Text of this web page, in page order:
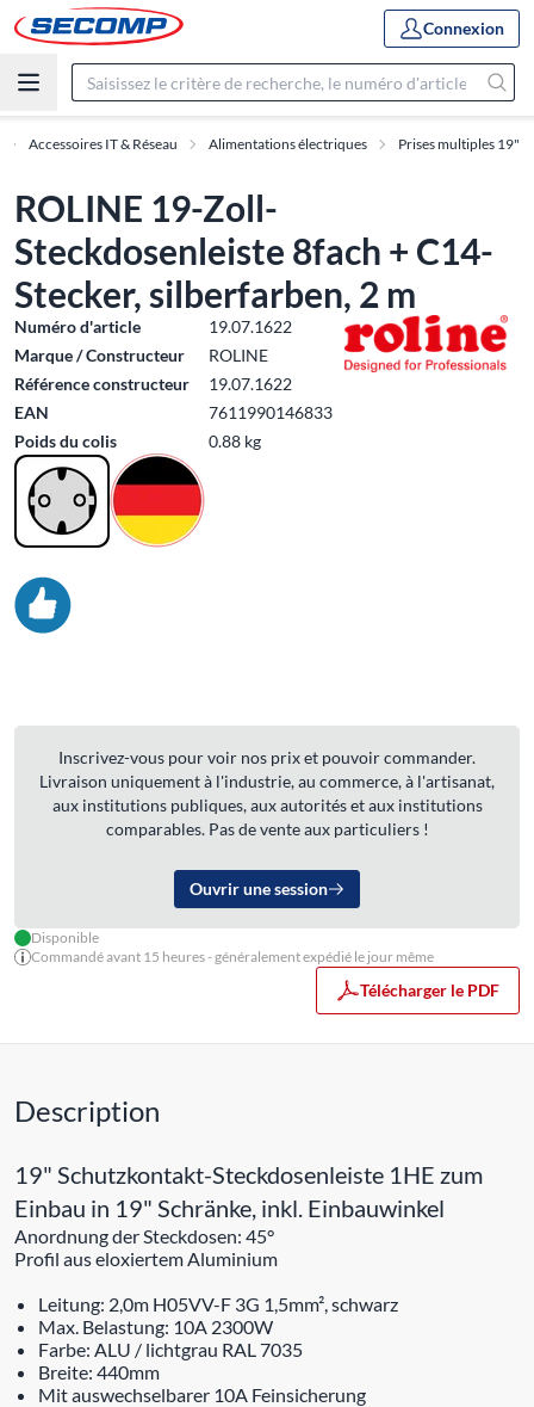
Connexion
Accessoires IT & Réseau Alimentations électriques Prises multiples 19"
ROLINE 19-Zoll-
Steckdosenleiste 8fach + C14-
Stecker, silberfarben, 2 m
Numéro d'article
19.07.1622
Marque / Constructeur
ROLINE
Référence constructeur
19.07.1622
EAN
7611990146833
Poids du colis
0.88 kg
Inscrivez-vous pour voir nos prix et pouvoir commander.
Livraison uniquement à l'industrie, au commerce, à l'artisanat,
aux institutions publiques, aux autorités et aux institutions
comparables. Pas de vente aux particuliers !
Ouvrir une session
Disponible
Commandé avant 15 heures - généralement expédié le jour même
Télécharger le PDF
Description
19" Schutzkontakt-Steckdosenleiste 1HE zum
Einbau in 19" Schränke, inkl. Einbauwinkel
Anordnung der Steckdosen: 45°
Profil aus eloxiertem Aluminium
Leitung: 2,0m H05VV-F 3G 1,5mm², schwarz
Max. Belastung: 10A 2300W
Farbe: ALU / lichtgrau RAL 7035
Breite: 440mm
Mit auswechselbarer 10A Feinsicherung